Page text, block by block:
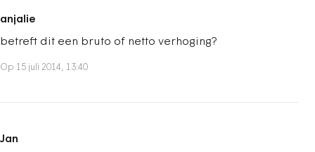
anjalie
betreft dit een bruto of netto verhoging?
Op 15 juli 2014, 13:40
Jan